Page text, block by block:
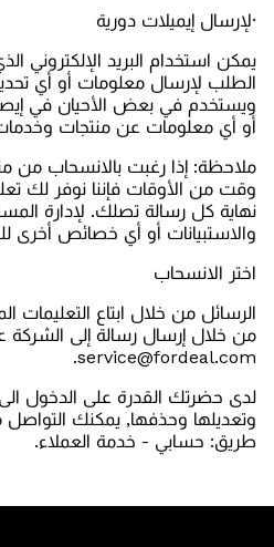
·لإرسال إيميلات دورية
يمكن استخدام البريد الإلكتروني
الطلب لإرسال معلومات أو أي
ويستخدم في بعض الأحيان في
أو أي معلومات عن منتجات
ملاحظة: إذا رغبت بالانسحاب من
وقت من الأوقات فإننا نوفر لك
نهاية كل رسالة تصلك. لإدارة
والاستبيانات أو أي خصائص أخرى
اختر الانسحاب
الرسائل من خلال ابتاع التعليمات
من خلال إرسال رسالة إلى الشركة
service@fordeal.com.
لدى حضرتك القدرة على الدخول
وتعديلها وحذفها, يمكنك
طريق: حسابي - خدمة العملاء.